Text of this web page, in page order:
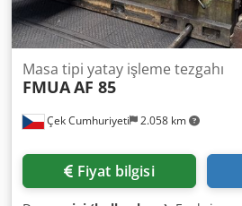
Çek Cumhuriyeti 2.058 km
Masa tipi yatay işleme tezgahı
FMUAAF 85
Fiyat bilgisi